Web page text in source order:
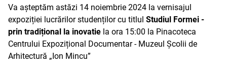
Va așteptăm astăzi 14 noiembrie 2024 la vernisajul
expoziției lucrărilor studenților cu titlul Studiul Formei -
prin tradițional la inovatie la ora 15:00 la Pinacoteca
Centrului Expozițional Documentar - Muzeul Școlii de
Arhitectură „Ion Mincu”